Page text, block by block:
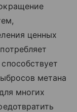
ценных
метана
многих